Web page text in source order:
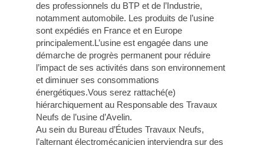
des professionnels du BTP et de l’Industrie,
notamment automobile. Les produits de l’usine
sont expédiés en France et en Europe
principalement.L’usine est engagée dans une
démarche de progrès permanent pour réduire
l’impact de ses activités dans son environnement
et diminuer ses consommations
énergétiques.Vous serez rattaché(e)
hiérarchiquement au Responsable des Travaux
Neufs de l’usine d’Avelin.
Au sein du Bureau d’Études Travaux Neufs,
l’alternant électromécanicien interviendra sur des